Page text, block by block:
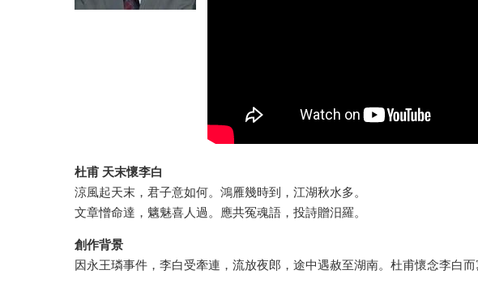
杜甫 天末懷李白
涼風起天末，君子意如何。鴻雁幾時到，江湖秋水多。
文章憎命達，魑魅喜人過。應共冤魂語，投詩贈汨羅。
創作背景
因永王璘事件，李白受牽連，流放夜郎，途中遇赦至湖南。杜甫懷念李白而